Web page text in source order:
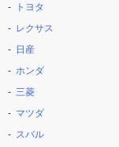
トヨタ
レクサス
日産
ホンダ
三菱
マツダ
スバル